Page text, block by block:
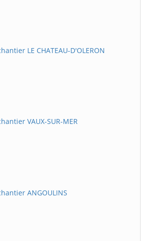
LE CHATEAU-D'OLERON
VAUX-SUR-MER
ANGOULINS